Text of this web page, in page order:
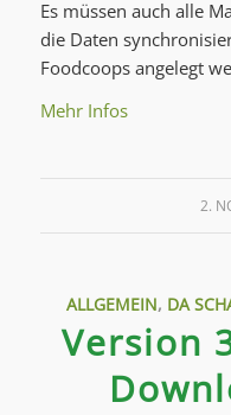
Es müssen auch alle
die Daten
Foodcoops angelegt
Mehr Infos
2.
ALLGEMEIN, DA
Version